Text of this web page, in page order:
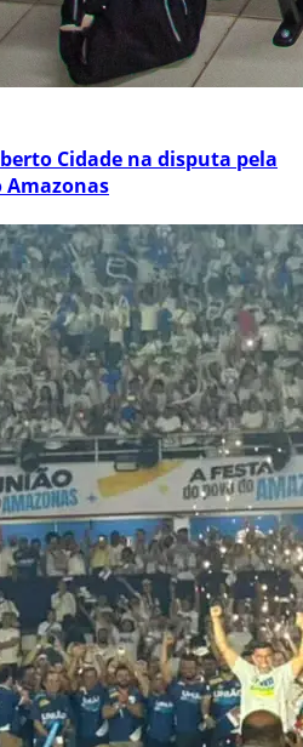
Cidade na disputa pela
Amazonas